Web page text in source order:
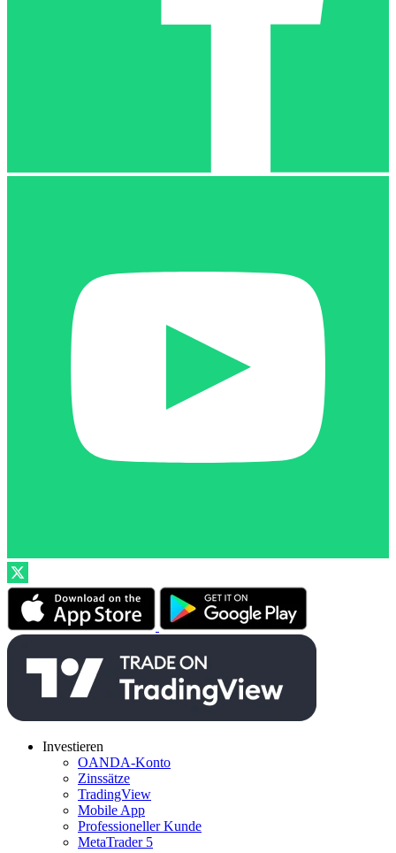
Investieren
OANDA-Konto
Zinssätze
TradingView
Mobile App
Professioneller Kunde
MetaTrader 5